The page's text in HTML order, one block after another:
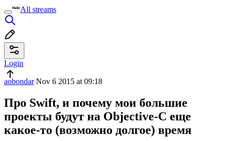
All streams
Login
aobondarNov 6 2015 at 09:18
Про Swift, и почему мои большие
проекты будут на Objective-C еще
какое-то (возможно долгое) время